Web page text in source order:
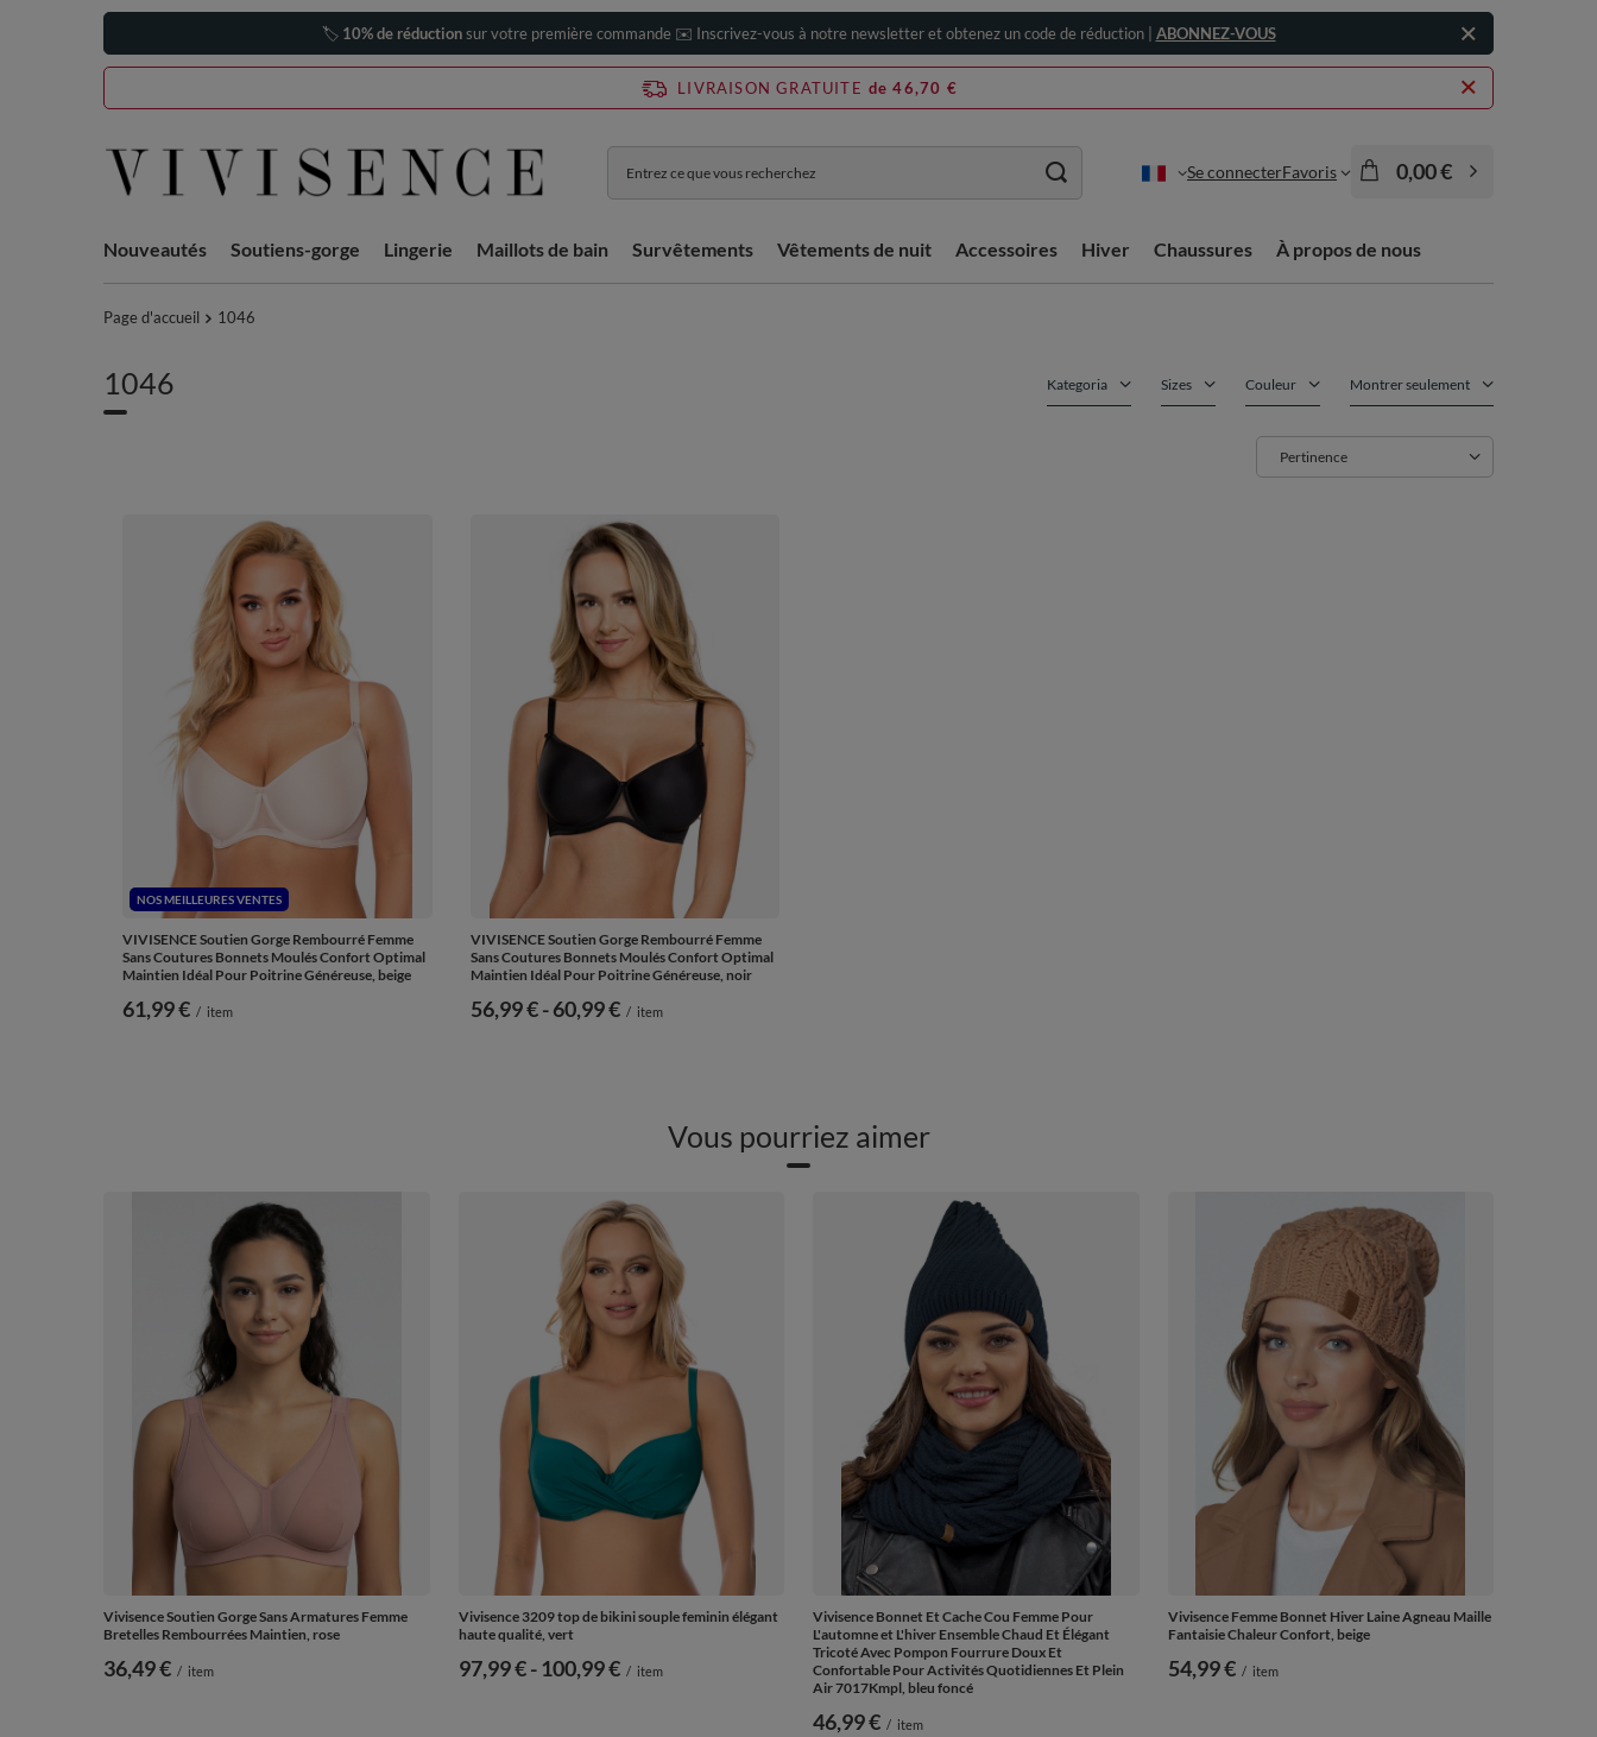
🏷️ 10% de réductionsur votre première commande ✉️ Inscrivez-vous à notre newsletter et obtenez un code de réduction | ABONNEZ-VOUS
LIVRAISON GRATUITE de 46,70 €
Se connecterFavoris 0,00 €
Nouveautés Soutiens-gorge Lingerie Maillots de bain Survêtements Vêtements de nuit Accessoires Hiver Chaussures À propos de nous
Page d'accueil 1046
1046 Kategoria Sizes Couleur Montrer seulement
Zmień sortowanie
Pertinence
NOS MEILLEURES VENTES
VIVISENCE Soutien Gorge Rembourré Femme
Sans Coutures Bonnets Moulés Confort Optimal
Maintien Idéal Pour Poitrine Généreuse, beige
61,99 € / item
VIVISENCE Soutien Gorge Rembourré Femme
Sans Coutures Bonnets Moulés Confort Optimal
Maintien Idéal Pour Poitrine Généreuse, noir
de
56,99 €-vers le bas
60,99 € / item
Vous pourriez aimer
Vivisence Soutien Gorge Sans Armatures Femme
Bretelles Rembourrées Maintien, rose
36,49 € / item
Vivisence 3209 top de bikini souple feminin élégant
haute qualité, vert
de
97,99 €-vers le bas
100,99 € / item
Vivisence Bonnet Et Cache Cou Femme Pour
L'automne et L'hiver Ensemble Chaud Et Élégant
Tricoté Avec Pompon Fourrure Doux Et
Confortable Pour Activités Quotidiennes Et Plein
Air 7017Kmpl, bleu foncé
46,99 € / item
Vivisence Femme Bonnet Hiver Laine Agneau Maille
Fantaisie Chaleur Confort, beige
54,99 € / item